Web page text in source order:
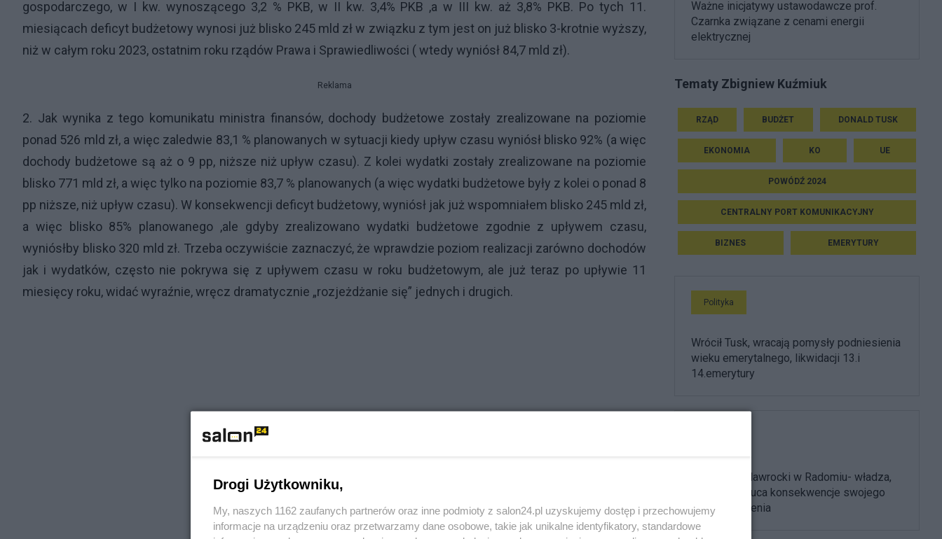
gospodarczego, w I kw. wynoszącego 3,2 % PKB, w II kw. 3,4% PKB ,a w III kw. aż 3,8% PKB. Po tych 11.
miesiącach deficyt budżetowy wynosi już blisko 245 mld zł w związku z tym jest on już blisko 3-krotnie wyższy,
niż w całym roku 2023, ostatnim roku rządów Prawa i Sprawiedliwości ( wtedy wyniósł 84,7 mld zł).
Reklama
2. Jak wynika z tego komunikatu ministra finansów, dochody budżetowe zostały zrealizowane na poziomie
ponad 526 mld zł, a więc zaledwie 83,1 % planowanych w sytuacji kiedy upływ czasu wyniósł blisko 92% (a więc
dochody budżetowe są aż o 9 pp, niższe niż upływ czasu). Z kolei wydatki zostały zrealizowane na poziomie
blisko 771 mld zł, a więc tylko na poziomie 83,7 % planowanych (a więc wydatki budżetowe były z kolei o ponad 8
pp niższe, niż upływ czasu). W konsekwencji deficyt budżetowy, wyniósł jak już wspomniałem blisko 245 mld zł,
a więc blisko 85% planowanego ,ale gdyby zrealizowano wydatki budżetowe zgodnie z upływem czasu,
wyniósłby blisko 320 mld zł. Trzeba oczywiście zaznaczyć, że wprawdzie poziom realizacji zarówno dochodów
jak i wydatków, często nie pokrywa się z upływem czasu w roku budżetowym, ale już teraz po upływie 11
miesięcy roku, widać wyraźnie, wręcz dramatycznie „rozjeżdżanie się” jednych i drugich.
Ważne inicjatywy ustawodawcze prof.
Czarnka związane z cenami energii
elektrycznej
Tematy Zbigniew Kuźmiuk
RZĄD BUDŻET DONALD TUSK
EKONOMIA KO UE
POWÓDŹ 2024
CENTRALNY PORT KOMUNIKACYJNY
BIZNES EMERYTURY
Polityka
Wrócił Tusk, wracają pomysły podniesienia
wieku emerytalnego, likwidacji 13.i
14.emerytury
Prezydent Nawrocki w Radomiu- władza,
która przerzuca konsekwencje swojego
złego rządzenia
Drogi Użytkowniku,
My, naszych 1162 zaufanych partnerów oraz inne podmioty z salon24.pl uzyskujemy dostęp i przechowujemy
informacje na urządzeniu oraz przetwarzamy dane osobowe, takie jak unikalne identyfikatory, standardowe